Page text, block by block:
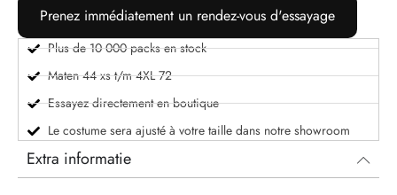
Prenez immédiatement un rendez-vous d'essayage
Plus de 10 000 packs en stock
Maten 44 xs t/m 4XL 72
Essayez directement en boutique
Le costume sera ajusté à votre taille dans notre showroom
Extra informatie